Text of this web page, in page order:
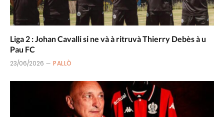
Liga 2 : Johan Cavalli si ne và à ritruvà Thierry Debès à u
Pau FC
23/06/2026 PALLÒ